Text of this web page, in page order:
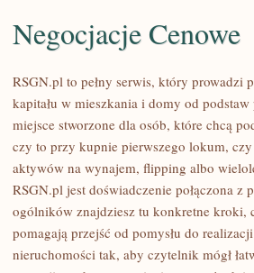
NEGOCJACJE
CENOWE
Negocjacje Cenowe
RSGN.pl to pełny serwis, który prowadzi
kapitału w mieszkania i domy od podstaw
miejsce stworzone dla osób, które chcą
czy to przy kupnie pierwszego lokum,
aktywów na wynajem, flipping albo
RSGN.pl jest doświadczenie połączona z
ogólników znajdziesz tu konkretne kroki,
pomagają przejść od pomysłu do
nieruchomości tak, aby czytelnik mógł